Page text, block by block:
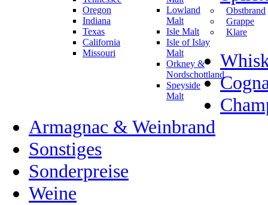
Oregon
Indiana
Texas
California
Missouri
Lowland
Malt
Isle Malt
Isle of Islay
Malt
Orkney &
Nordschottland
Speyside
Malt
Obstbrand
Grappe
Klare
Armagnac & Weinbrand
Sonstiges
Sonderpreise
Weine